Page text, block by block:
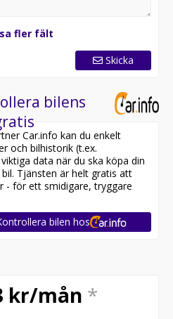
fler fält
Skicka
bilens
Car.info kan du enkelt
och bilhistorik (t.ex.
data när du ska köpa din
Tjänsten är helt gratis att
- för ett smidigare, tryggare
bilen hos
kr/mån *